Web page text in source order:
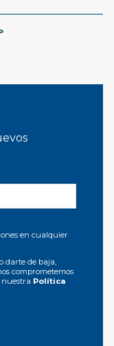
en cualquier
darte de baja,
comprometemos
nuestra Política